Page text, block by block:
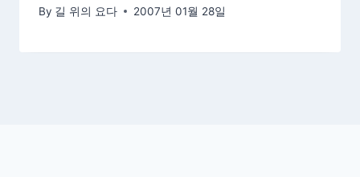
By 길 위의 요다 2007년 01월 28일